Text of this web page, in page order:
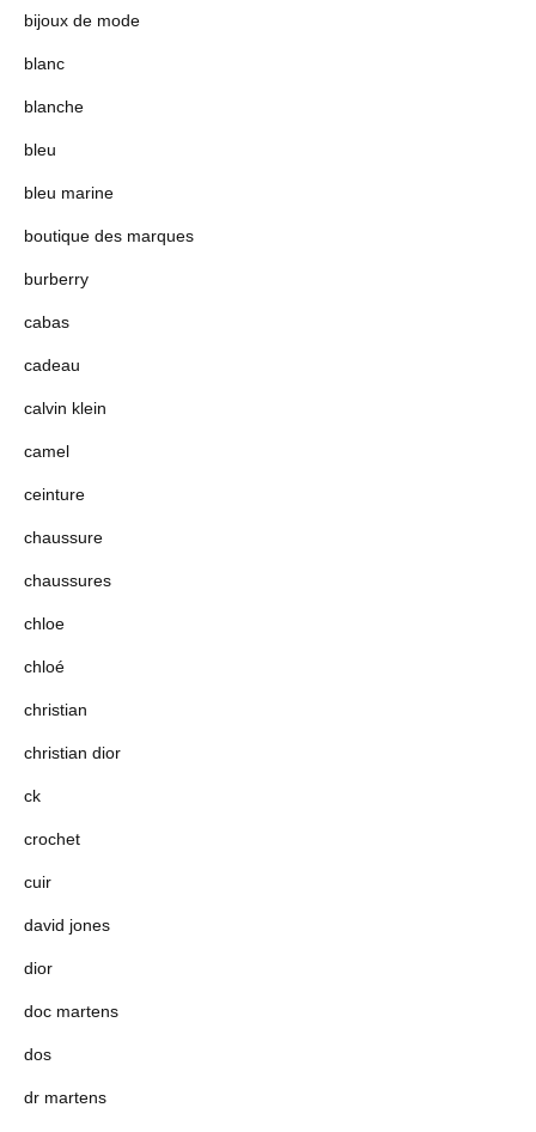
bijoux de mode
blanc
blanche
bleu
bleu marine
boutique des marques
burberry
cabas
cadeau
calvin klein
camel
ceinture
chaussure
chaussures
chloe
chloé
christian
christian dior
ck
crochet
cuir
david jones
dior
doc martens
dos
dr martens